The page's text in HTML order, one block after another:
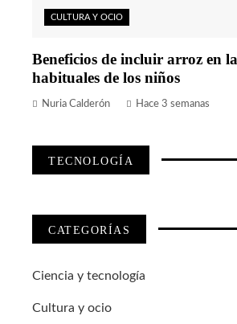
CULTURA Y OCIO
Beneficios de incluir arroz en
habituales de los niños
Nuria Calderón Hace 3 semanas
TECNOLOGÍA
CATEGORÍAS
Ciencia y tecnología
Cultura y ocio